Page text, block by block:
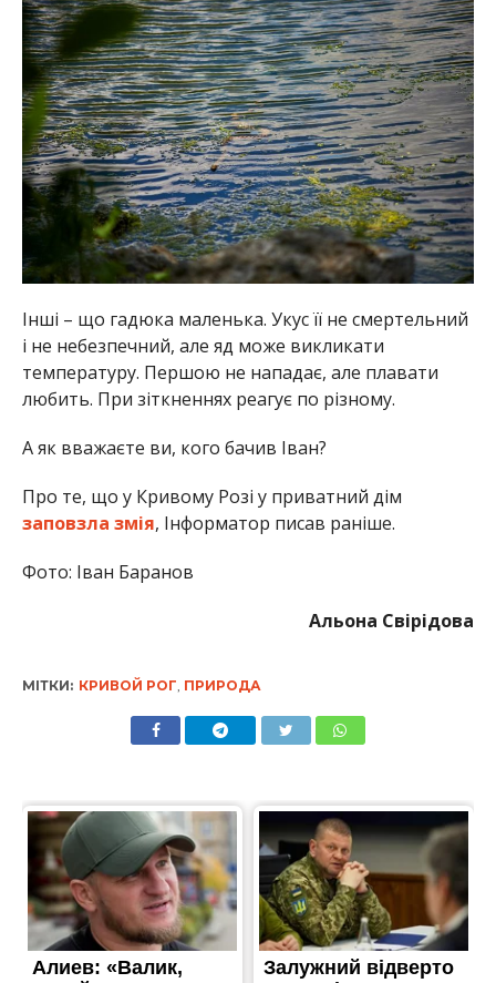
Інші – що гадюка маленька. Укус її не смертельний
і не небезпечний, але яд може викликати
температуру. Першою не нападає, але плавати
любить. При зіткненнях реагує по різному.
А як вважаєте ви, кого бачив Іван?
Про те, що у Кривому Розі у приватний дім
заповзла змія, Інформатор писав раніше.
Фото: Іван Баранов
Альона Свірідова
МІТКИ: КРИВОЙ РОГ, ПРИРОДА